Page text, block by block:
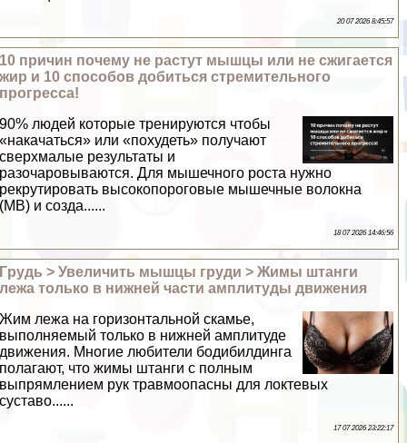
20 07 2026 8:45:57
10 причин почему не растут мышцы или не сжигается
жир и 10 способов добиться стремительного
прогресса!
90% людей которые тренируются чтобы
«накачаться» или «похудеть» получают
сверхмалые результаты и
разочаровываются. Для мышечного роста нужно
рекрутировать высокопороговые мышечные волокна
(МВ) и созда......
18 07 2026 14:46:56
Гpyдь > Увеличить мышцы гpyди > Жимы штанги
лежа только в нижней части амплитуды движения
Жим лежа на горизонтальной скамье,
выполняемый только в нижней амплитуде
движения. Многие любители бодибилдинга
полагают, что жимы штанги с полным
выпрямлением рук травмоопасны для локтевых
суставо......
17 07 2026 23:22:17